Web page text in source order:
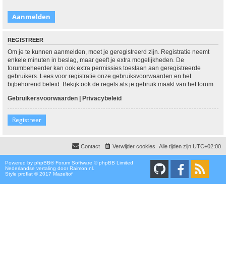
REGISTREER
Om je te kunnen aanmelden, moet je geregistreerd zijn. Registratie neemt
enkele minuten in beslag, maar geeft je extra mogelijkheden. De
forumbeheerder kan ook extra permissies toestaan aan geregistreerde
gebruikers. Lees voor registratie onze gebruiksvoorwaarden en het
bijbehorend beleid. Bekijk ook de regels als je gebruik maakt van het forum.
Gebruikersvoorwaarden | Privacybeleid
Registreer
Alle tijden zijn UTC+02:00
Verwijder cookies
Contact
Powered by phpBB® Forum Software © phpBB Limited
Nederlandse vertaling door Raimon.nl
Style proflat © 2017 Mazeltof